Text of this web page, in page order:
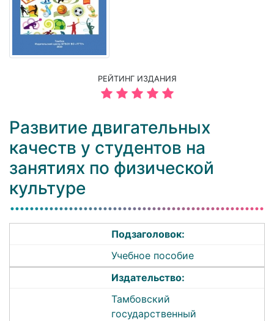
РЕЙТИНГ ИЗДАНИЯ
Развитие двигательных
качеств у студентов на
занятиях по физической
культуре
Подзаголовок:
Учебное пособие
Издательство:
Тамбовский
государственный